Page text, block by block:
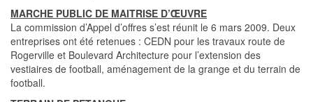
MARCHE PUBLIC DE MAITRISE D’ŒUVRE
La commission d’Appel d’offres s’est réunit le 6 mars 2009. Deux
entreprises ont été retenues : CEDN pour les travaux route de
Rogerville et Boulevard Architecture pour l’extension des
vestiaires de football, aménagement de la grange et du terrain de
football.